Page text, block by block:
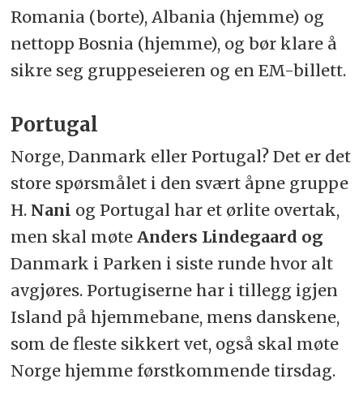
Romania (borte), Albania (hjemme) og
nettopp Bosnia (hjemme), og bør klare å
sikre seg gruppeseieren og en EM-billett.
Portugal
Norge, Danmark eller Portugal? Det er det
store spørsmålet i den svært åpne gruppe
H. Nani og Portugal har et ørlite overtak,
men skal møteAnders Lindegaard og
Danmark i Parken i siste runde hvor alt
avgjøres. Portugiserne har i tillegg igjen
Island på hjemmebane, mens danskene,
som de fleste sikkert vet, også skal møte
Norge hjemme førstkommende tirsdag.